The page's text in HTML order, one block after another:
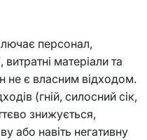
персонал,
матеріали та
не є власним відходом.
(гній, силосний сік,
знижується,
або навіть негативну